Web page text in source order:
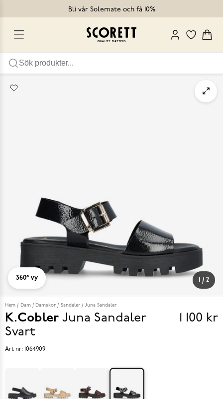
Bli vår Solemate och få 10%
/ 2
360° vy
Hem Dam Damskor Sandaler Juna Sandaler
K.Cobler Juna Sandaler
Svart
Pris
1 100 kr
Art nr: 1064909